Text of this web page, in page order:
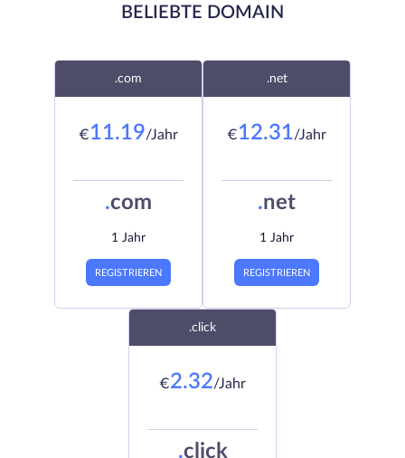
BELIEBTE DOMAIN
.com
€11.19/Jahr
.com
1 Jahr
REGISTRIEREN
.net
€12.31/Jahr
.net
1 Jahr
REGISTRIEREN
.click
€2.32/Jahr
.click